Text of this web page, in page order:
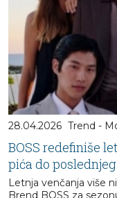
28.04.2026 Trend -
BOSS redefiniše
pića do poslednjeg
Letnja venčanja više
Brend BOSS za